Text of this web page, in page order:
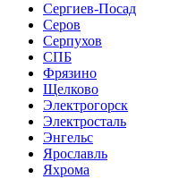
Сергиев-Посад
Серов
Серпухов
СПБ
Фрязино
Щелково
Электрогорск
Электросталь
Энгельс
Ярославль
Яхрома